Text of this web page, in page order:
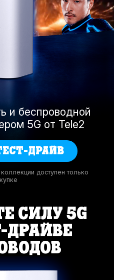
и беспроводной
5G от Tele2
ДРАЙВ
доступен только
СИЛУ 5G
ДРАЙВЕ